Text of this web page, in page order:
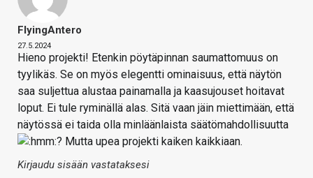
FlyingAntero
27.5.2024
Hieno projekti! Etenkin pöytäpinnan saumattomuus on
tyylikäs. Se on myös elegentti ominaisuus, että näytön
saa suljettua alustaa painamalla ja kaasujouset hoitavat
loput. Ei tule ryminällä alas. Sitä vaan jäin miettimään, että
näytössä ei taida olla minläänlaista säätömahdollisuutta
? Mutta upea projekti kaiken kaikkiaan.
Kirjaudu sisään vastataksesi